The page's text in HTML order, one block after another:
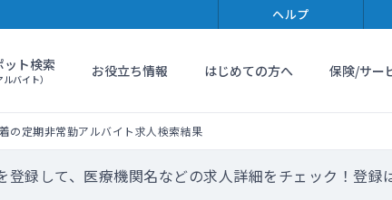
ヘルプ
ット検索
ルバイト） お役立ち情報 はじめての方へ 保険/サー
の定期非常勤アルバイト求人検索結果
登録して、医療機関名などの求人詳細をチェック！登録